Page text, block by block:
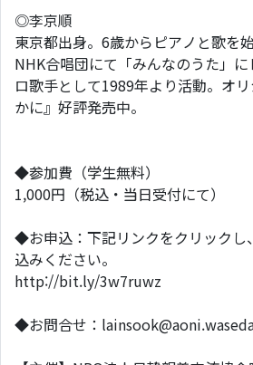
◎李京順
東京都出身。6歳からピアノと歌を
NHK合唱団にて「みんなのうた」
ロ歌手として1989年より活動。オ
かに』好評発売中。
◆参加費（学生無料）
1,000円（税込・当日受付にて）
◆お申込：下記リンクをクリックし
込みください。
http://bit.ly/3w7ruwz
◆お問合せ：